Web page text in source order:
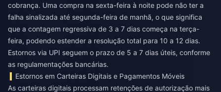
cobrança. Uma compra na sexta-feira à noite pode não ter a
falha sinalizada até segunda-feira de manhã, o que significa
que a contagem regressiva de 3 a 7 dias começa na terça-
feira, podendo estender a resolução total para 10 a 12 dias.
Estornos via UPI seguem o prazo de 5 a 7 dias úteis, conforme
as regulamentações bancárias.
Estornos em Carteiras Digitais e Pagamentos Móveis
As carteiras digitais processam retenções de autorização mais